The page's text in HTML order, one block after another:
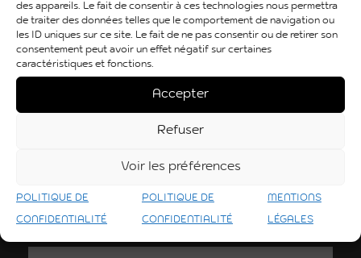
des appareils. Le fait de consentir à ces technologies nous permettra
de traiter des données telles que le comportement de navigation ou
les ID uniques sur ce site. Le fait de ne pas consentir ou de retirer son
consentement peut avoir un effet négatif sur certaines
caractéristiques et fonctions.
Accepter
Refuser
Voir les préférences
POLITIQUE DE
CONFIDENTIALITÉ
POLITIQUE DE
CONFIDENTIALITÉ
MENTIONS
LÉGALES
Fond de
dotation
Stade
Toulousain
et Aïda
Restez connectés et abonnez-vous à notre
newsletter